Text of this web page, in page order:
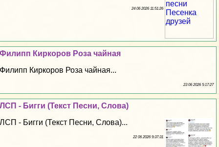
24 06 2026 11:51:26
Филипп Киркоров Роза чайная
Филипп Киркоров Роза чайная...
23 06 2026 5:17:27
ЛСП - Бигги (Текст Песни, Слова)
ЛСП - Бигги (Текст Песни, Слова)...
22 06 2026 9:37:31